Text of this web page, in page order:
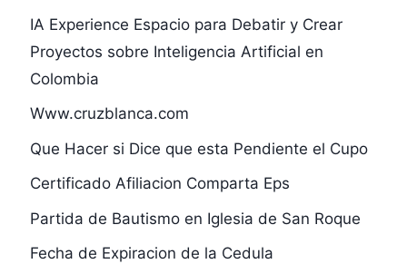
IA Experience Espacio para Debatir y Crear
Proyectos sobre Inteligencia Artificial en
Colombia
Www.cruzblanca.com
Que Hacer si Dice que esta Pendiente el Cupo
Certificado Afiliacion Comparta Eps
Partida de Bautismo en Iglesia de San Roque
Fecha de Expiracion de la Cedula